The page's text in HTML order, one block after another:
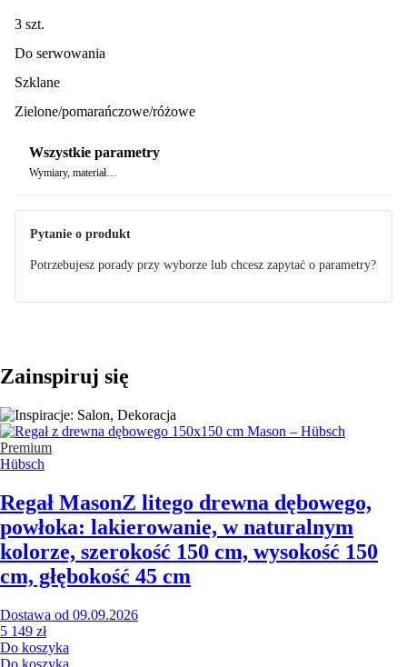
3 szt.
Do serwowania
Szklane
Zielone/pomarańczowe/różowe
Wszystkie parametry
Wymiary, materiał…
Pytanie o produkt
Potrzebujesz porady przy wyborze lub chcesz zapytać o parametry?
Zainspiruj się
Premium
Hübsch
Regał MasonZ litego drewna dębowego,
powłoka: lakierowanie, w naturalnym
kolorze, szerokość 150 cm, wysokość 150
cm, głębokość 45 cm
Dostawa od 09.09.2026
5 149 zł
Do koszyka
Do koszyka